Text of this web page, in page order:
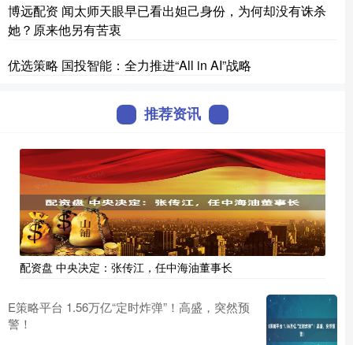
博远配资 闻太师天眼早已看出妲己身份，为何却没有诛杀
她？原来他另有苦衷
优选策略 国投智能：全力推进“All in AI”战略
推荐资讯
配资盘 中央决定：张传江，任中海油董事长
E策略平台 1.56万亿“定时炸弹”！高盛，突然预
警！